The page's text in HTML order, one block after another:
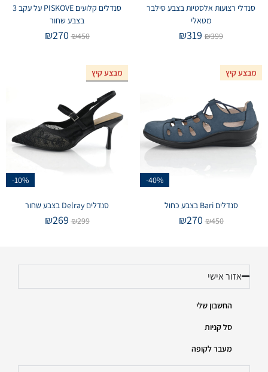
סנדלי רצועות אלסטיות בצבע סילבר
מטאלי
₪399
₪319
סנדלים קלועים PISKOVE על עקב 3
בצבע שחור
₪450
₪270
מבצע קיץ
-40%
סנדלים Bari בצבע כחול
₪450
₪270
מבצע קיץ
-10%
אזל המלאי
סנדלים Delray בצבע שחור
₪299
₪269
אזור אישי
החשבון שלי
סל קניות
מעבר לקופה